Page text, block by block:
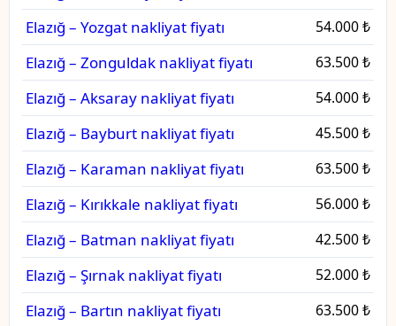
Elazığ – Yozgat nakliyat fiyatı 54.000 ₺
Elazığ – Zonguldak nakliyat fiyatı 63.500 ₺
Elazığ – Aksaray nakliyat fiyatı 54.000 ₺
Elazığ – Bayburt nakliyat fiyatı 45.500 ₺
Elazığ – Karaman nakliyat fiyatı 63.500 ₺
Elazığ – Kırıkkale nakliyat fiyatı 56.000 ₺
Elazığ – Batman nakliyat fiyatı 42.500 ₺
Elazığ – Şırnak nakliyat fiyatı 52.000 ₺
Elazığ – Bartın nakliyat fiyatı 63.500 ₺